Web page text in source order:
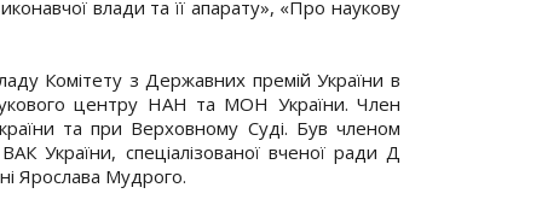
влади та її апарату», «Про наукову
Комітету з Державних премій України в
центру НАН та МОН України. Член
та при Верховному Суді. Був членом
України, спеціалізованої вченої ради Д
Ярослава Мудрого.